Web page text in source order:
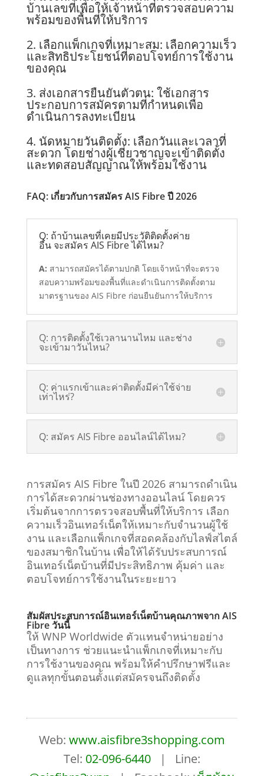
บ้านเลขที่เพื่อให้เจ้าหน้าที่ตรวจสอบความ
พร้อมของพื้นที่ให้บริการ
2. เลือกแพ็กเกจที่เหมาะสม: เลือกความเร็ว
และสิทธิประโยชน์ที่ตอบโจทย์การใช้งาน
ของคุณ
3. ส่งเอกสารยืนยันตัวตน: ใช้เอกสาร
ประกอบการสมัครตามที่กำหนดเพื่อ
ดำเนินการลงทะเบียน
4. นัดหมายวันติดตั้ง: เลือกวันและเวลาที่
สะดวก โดยช่างผู้เชี่ยวชาญจะเข้าติดตั้ง
และทดสอบสัญญาณให้พร้อมใช้งาน
FAQ: เกี่ยวกับการสมัคร AIS Fibre ปี 2026
Q: ถ้าบ้านเลขที่เคยมีประวัติติดตั้งค่าย
อื่น จะสมัคร AIS Fibre ได้ไหม?
A: สามารถสมัครได้ตามปกติ โดยเจ้าหน้าที่จะตรวจ
สอบความพร้อมของพื้นที่และดำเนินการติดตั้งตาม
มาตรฐานของ AIS Fibre ก่อนยืนยันการให้บริการ
Q: การติดตั้งใช้เวลานานไหม และช่าง
จะเข้ามาวันไหน?
Q: ค่าแรกเข้าและค่าติดตั้งมีค่าใช้จ่าย
เท่าไหร่?
Q: สมัคร AIS Fibre ออนไลน์ได้ไหม?
การสมัคร AIS Fibre ในปี 2026 สามารถดำเนิน
การได้สะดวกผ่านช่องทางออนไลน์ โดยควร
เริ่มต้นจากการตรวจสอบพื้นที่ให้บริการ เลือก
ความเร็วอินเทอร์เน็ตให้เหมาะกับจำนวนผู้ใช้
งาน และเลือกแพ็กเกจที่สอดคล้องกับไลฟ์สไตล์
ของสมาชิกในบ้าน เพื่อให้ได้รับประสบการณ์
อินเทอร์เน็ตบ้านที่มีประสิทธิภาพ คุ้มค่า และ
ตอบโจทย์การใช้งานในระยะยาว
สัมผัสประสบการณ์อินเทอร์เน็ตบ้านคุณภาพจาก AIS
Fibre วันนี้
ให้ WNP Worldwide ตัวแทนจำหน่ายอย่าง
เป็นทางการ ช่วยแนะนำแพ็กเกจที่เหมาะกับ
การใช้งานของคุณ พร้อมให้คำปรึกษาฟรีและ
ดูแลทุกขั้นตอนตั้งแต่สมัครจนถึงติดตั้ง
Web: www.aisfibre3shopping.com
Tel: 02-096-6440| Line: